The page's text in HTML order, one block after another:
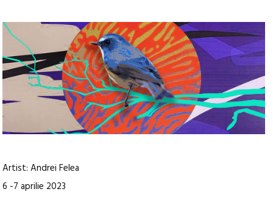
Artist: Andrei Felea
6 -7 aprilie 2023